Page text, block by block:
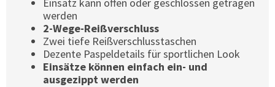
werden
2-Wege-Reißverschluss
Zwei tiefe Reißverschlusstaschen
Dezente Paspeldetails für sportlichen Look
Einsätze können einfach ein- und
ausgezippt werden